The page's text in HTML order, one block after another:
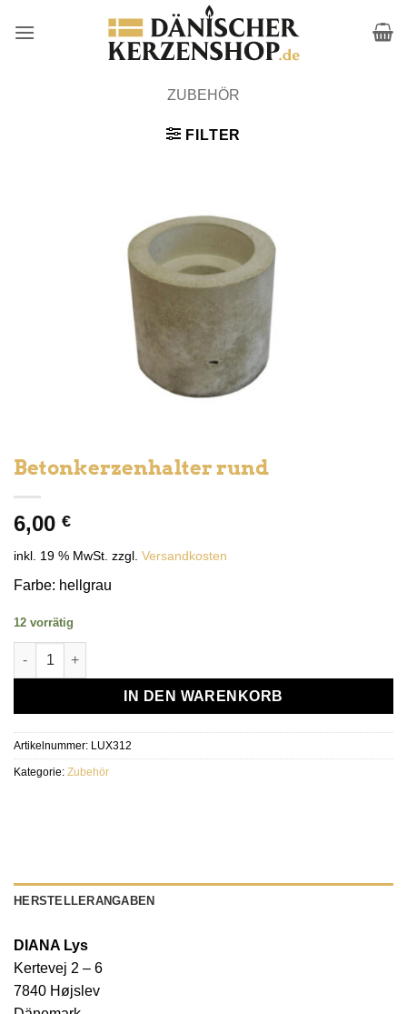
Inhalt
ZUBEHÖR
FILTER
Betonkerzenhalter rund
6,00 €
inkl. 19 % MwSt. zzgl. Versandkosten
Farbe: hellgrau
12 vorrätig
Betonkerzenhalter rund Menge
IN DEN WARENKORB
Artikelnummer: LUX312
Kategorie: Zubehör
HERSTELLERANGABEN
DIANA Lys
Kertevej 2 – 6
7840 Højslev